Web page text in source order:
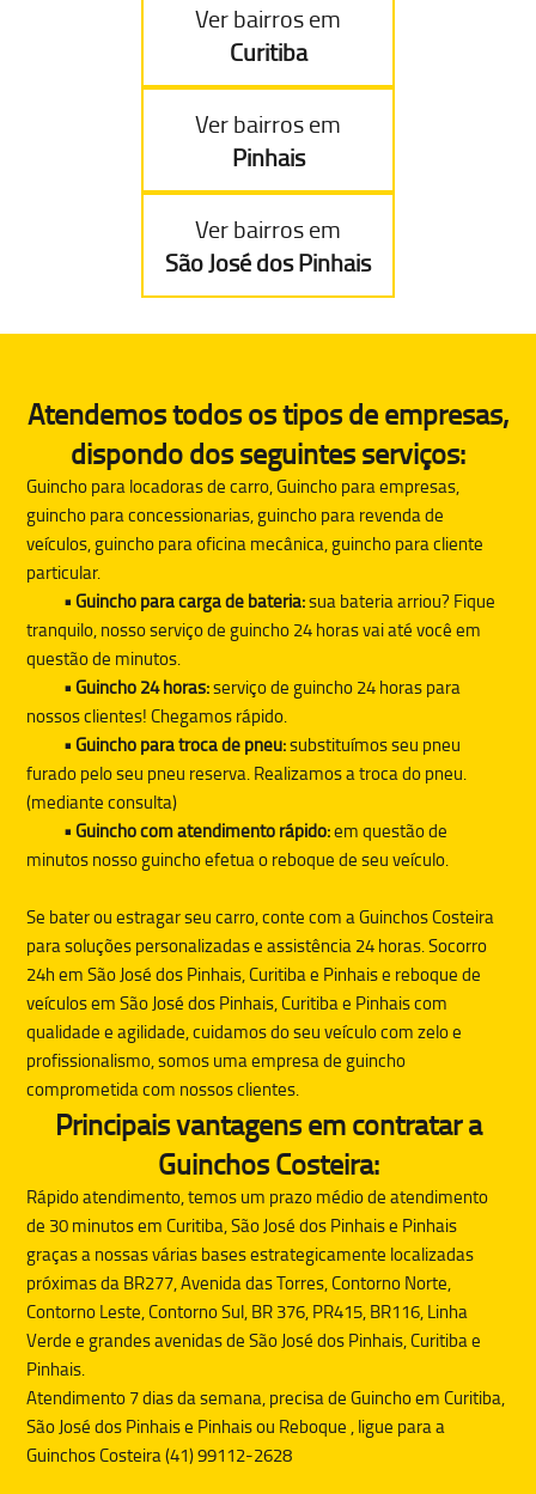
Ver bairros em
Curitiba
Ver bairros em
Pinhais
Ver bairros em
São José dos Pinhais
Atendemos todos os tipos de empresas,
dispondo dos seguintes serviços:
Guincho para locadoras de carro, Guincho para empresas,
guincho para concessionarias, guincho para revenda de
veículos, guincho para oficina mecânica, guincho para cliente
particular.
• Guincho para carga de bateria:sua bateria arriou? Fique
tranquilo, nosso serviço de guincho 24 horas vai até você em
questão de minutos.
• Guincho 24 horas:serviço de guincho 24 horas para
nossos clientes! Chegamos rápido.
• Guincho para troca de pneu:substituímos seu pneu
furado pelo seu pneu reserva. Realizamos a troca do pneu.
(mediante consulta)
• Guincho com atendimento rápido:em questão de
minutos nosso guincho efetua o reboque de seu veículo.
Se bater ou estragar seu carro, conte com aGuinchos Costeira
para soluções personalizadas e assistência 24 horas. Socorro
24h em São José dos Pinhais, Curitiba e Pinhais e reboque de
veículos em São José dos Pinhais, Curitiba e Pinhais com
qualidade e agilidade, cuidamos do seu veículo com zelo e
profissionalismo, somos uma empresa de guincho
comprometida com nossos clientes.
Principais vantagens em contratar a
Guinchos Costeira:
Rápido atendimento, temos um prazo médio de atendimento
de 30 minutos em Curitiba, São José dos Pinhais e Pinhais
graças a nossas várias bases estrategicamente localizadas
próximas da BR277, Avenida das Torres, Contorno Norte,
Contorno Leste, Contorno Sul, BR 376, PR415, BR116, Linha
Verde e grandes avenidas de São José dos Pinhais, Curitiba e
Pinhais.
Atendimento 7 dias da semana, precisa deGuinchoem Curitiba,
São José dos Pinhais e Pinhais ou Reboque , ligue para a
Guinchos Costeira (41) 99112-2628